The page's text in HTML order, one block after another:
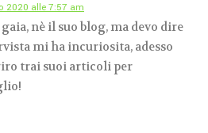
2020 alle 7:57 am
nè il suo blog, ma devo dire
mi ha incuriosita, adesso
trai suoi articoli per